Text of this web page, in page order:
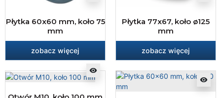
Płytka 60x60 mm, koło 75
mm
zobacz więcej
Płytka 77x67, koło ø125
mm
zobacz więcej
visibility
visibility